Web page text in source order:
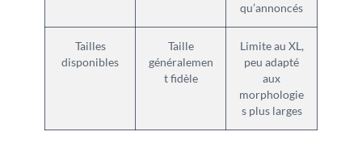
qu’annoncés
Tailles
disponibles
Taille
généralemen
t fidèle
Limite au XL,
peu adapté
aux
morphologie
s plus larges